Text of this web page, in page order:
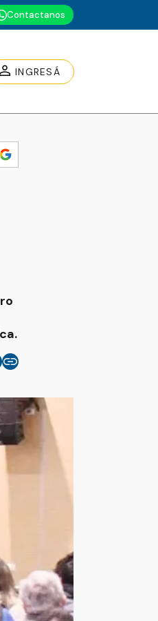
Contactanos
INGRESÁ